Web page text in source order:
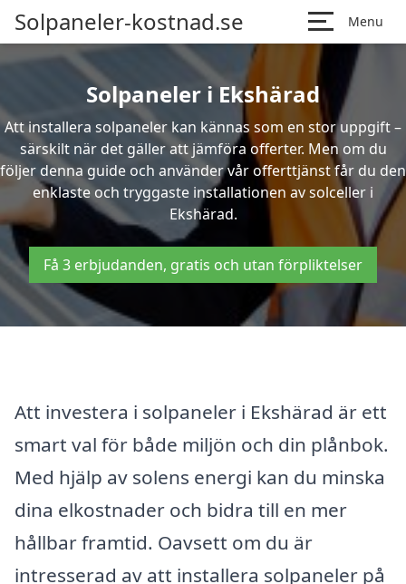
Solpaneler-kostnad.se Menu
Solpaneler i Ekshärad
Att installera solpaneler kan kännas som en stor uppgift –
särskilt när det gäller att jämföra offerter. Men om du
följer denna guide och använder vår offerttjänst får du den
enklaste och tryggaste installationen av solceller i
Ekshärad.
Få 3 erbjudanden, gratis och utan förpliktelser
Att investera i solpaneler i Ekshärad är ett
smart val för både miljön och din plånbok.
Med hjälp av solens energi kan du minska
dina elkostnader och bidra till en mer
hållbar framtid. Oavsett om du är
intresserad av att installera solpaneler på